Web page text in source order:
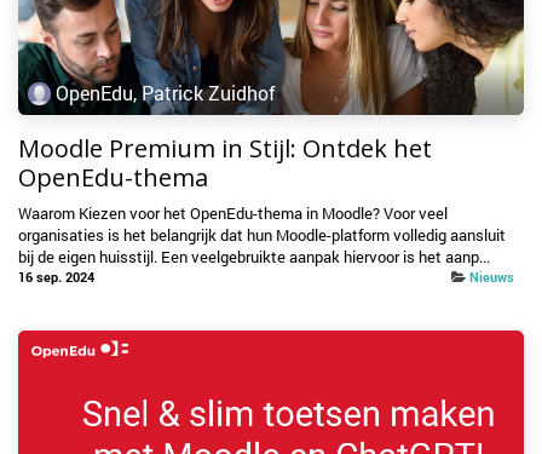
OpenEdu, Patrick Zuidhof
Moodle Premium in Stijl: Ontdek het
OpenEdu-thema
Waarom Kiezen voor het OpenEdu-thema in Moodle? Voor veel
organisaties is het belangrijk dat hun Moodle-platform volledig aansluit
bij de eigen huisstijl. Een veelgebruikte aanpak hiervoor is het aanp...
16 sep. 2024 Nieuws